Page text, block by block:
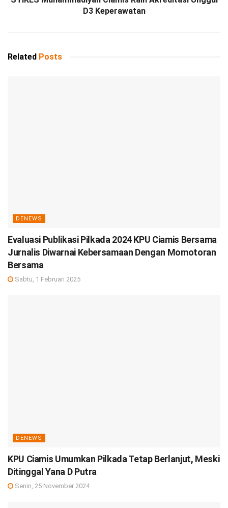
D3 Keperawatan
Related Posts
DENEWS
Evaluasi Publikasi Pilkada 2024 KPU Ciamis Bersama
Jurnalis Diwarnai Kebersamaan Dengan Momotoran
Bersama
Sabtu, 1 Februari 2025
DENEWS
KPU Ciamis Umumkan Pilkada Tetap Berlanjut, Meski
Ditinggal Yana D Putra
Senin, 25 November 2024